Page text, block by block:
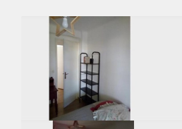
Huurtoeslag
Niet mogelijk
Huurtermijn
Onbepaalde termijn
Oplevering